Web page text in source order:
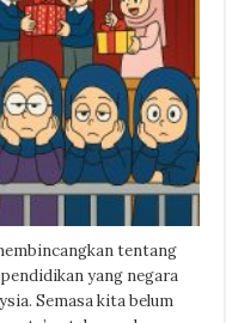
tentang
yang negara
Semasa kita belum